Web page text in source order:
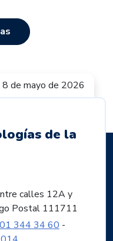
8 de mayo de 2026
de la
calles 12A y
Postal 111711
344 34 60 -